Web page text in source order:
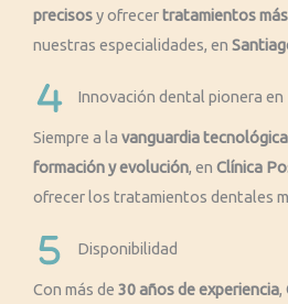
precisosy ofrecertratamientos
nuestras especialidades, en
Innovación dental pionera en
Siempre a la vanguardia tecnológica
formación y evolución, en Clínica
ofrecer los tratamientos dentales
Disponibilidad
Con más de 30 años de experiencia,